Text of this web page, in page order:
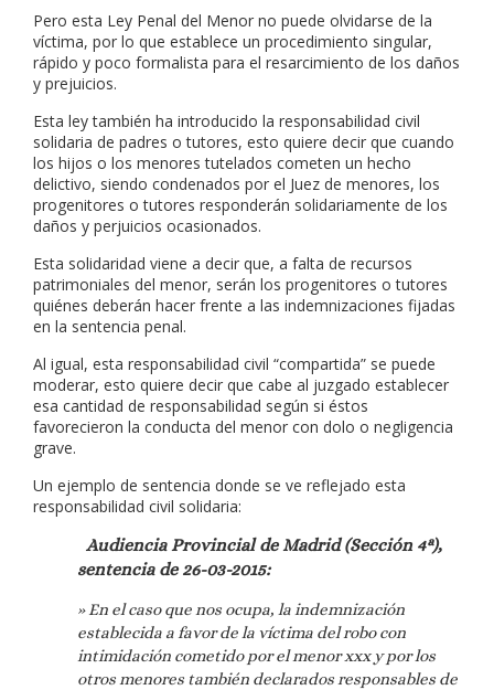
Pero esta Ley Penal del Menor no puede olvidarse de la
víctima, por lo que establece un procedimiento singular,
rápido y poco formalista para el resarcimiento de los daños
y prejuicios.
Esta ley también ha introducido la responsabilidad civil
solidaria de padres o tutores, esto quiere decir que cuando
los hijos o los menores tutelados cometen un hecho
delictivo, siendo condenados por el Juez de menores, los
progenitores o tutores responderán solidariamente de los
daños y perjuicios ocasionados.
Esta solidaridad viene a decir que, a falta de recursos
patrimoniales del menor, serán los progenitores o tutores
quiénes deberán hacer frente a las indemnizaciones fijadas
en la sentencia penal.
Al igual, esta responsabilidad civil “compartida” se puede
moderar, esto quiere decir que cabe al juzgado establecer
esa cantidad de responsabilidad según si éstos
favorecieron la conducta del menor con dolo o negligencia
grave.
Un ejemplo de sentencia donde se ve reflejado esta
responsabilidad civil solidaria:
Audiencia Provincial de Madrid (Sección 4ª),
sentencia de 26-03-2015:
» En el caso que nos ocupa, la indemnización
establecida a favor de la víctima delrobo con
intimidación cometido por el menor xxx y por los
otros menores también declarados responsables de